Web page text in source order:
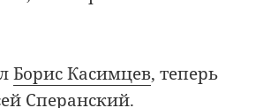
Борис Касимцев, теперь
Сперанский.